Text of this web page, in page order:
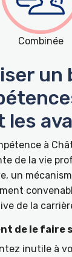
Combinée
un
les
à
de la vie
un
de la
de le faire
inutile à